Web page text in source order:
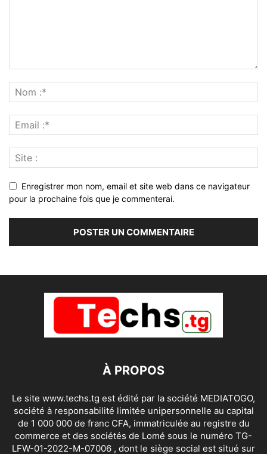
Enregistrer mon nom, email et site web dans ce navigateur
pour la prochaine fois que je commenterai.
À PROPOS
Le site www.techs.tg est édité par la société MEDIATOGO,
société à responsabilité limitée unipersonnelle au capital
de 1 000 000 de franc CFA, immatriculée au registre du
commerce et des sociétés de Lomé sous le numéro TG-
LFW-01-2022-M-07006 , dont le siège social est situé sur